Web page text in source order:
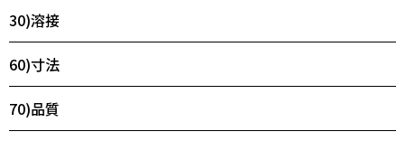
30)溶接
60)寸法
70)品質